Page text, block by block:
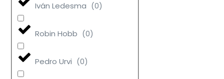
Iván Ledesma (0)
Robin Hobb (0)
Pedro Urvi (0)